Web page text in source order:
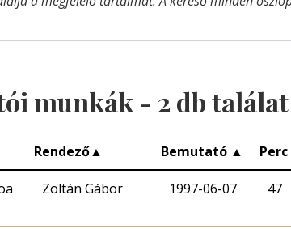
munkák - 2 db találat
Rendező▲ Bemutató ▲ Perc
Zoltán Gábor 1997-06-07 47